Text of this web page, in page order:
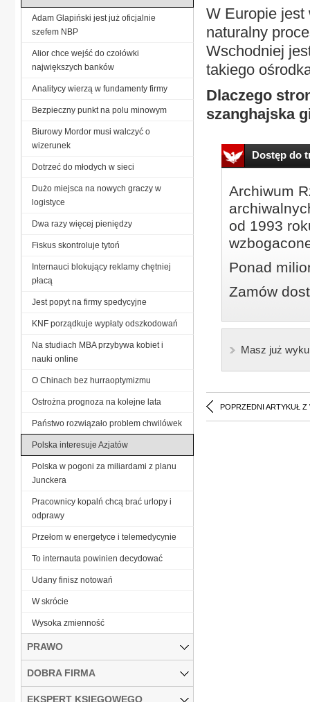
W Europie jest
naturalny
Wschodniej
takiego
Dlaczego
szanghajska
Dostęp do
Archiwum
od 1993
Ponad
Zamów
Masz już
POPRZEDNI ARTYKUŁ Z
Adam Glapiński jest już oficjalnie
szefem NBP
Alior chce wejść do czołówki
największych banków
Analitycy wierzą w fundamenty firmy
Bezpieczny punkt na polu minowym
Biurowy Mordor musi walczyć o
wizerunek
Dotrzeć do młodych w sieci
Dużo miejsca na nowych graczy w
logistyce
Dwa razy więcej pieniędzy
Fiskus skontroluje tytoń
Internauci blokujący reklamy chętniej
płacą
Jest popyt na firmy spedycyjne
KNF porządkuje wypłaty odszkodowań
Na studiach MBA przybywa kobiet i
nauki online
O Chinach bez hurraoptymizmu
Ostrożna prognoza na kolejne lata
Państwo rozwiązało problem chwilówek
Polska interesuje Azjatów
Polska w pogoni za miliardami z planu
Junckera
Pracownicy kopalń chcą brać urlopy i
odprawy
Przełom w energetyce i telemedycynie
To internauta powinien decydować
Udany finisz notowań
W skrócie
Wysoka zmienność
PRAWO
DOBRA FIRMA
EKSPERT KSIĘGOWEGO